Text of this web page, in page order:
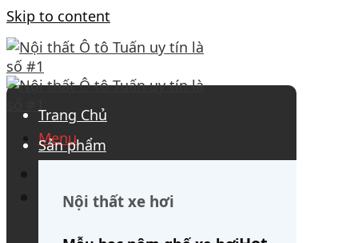
Skip to content
Menu
Search for:
Trang Chủ
Sản phẩm
Nội thất xe hơi